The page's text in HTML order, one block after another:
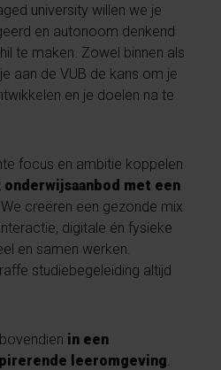
university willen we je
en autonoom denkend
te maken. Zowel binnen als
aan de VUB de kans om je
en je doelen na te
focus en ambitie koppelen
met een
. We creëren een gezonde mix
digitale én fysieke
en samen werken.
studiebegeleiding altijd
in een
leeromgeving